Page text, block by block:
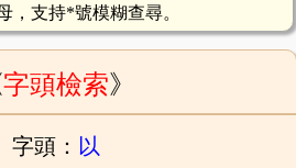
，支持*號模糊查尋。
字頭檢索》
字頭： 以